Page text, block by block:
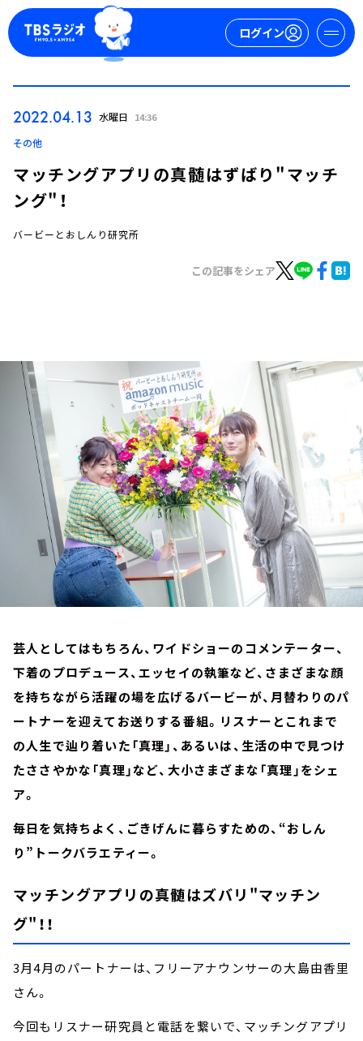
ログイン
イベント・グッズ
YouTube
会社情報
2022.04.13 水曜日 14:36
その他
マッチングアプリの真髄はずばり"マッチ
ング"！
バービーとおしんり研究所
この記事をシェア
芸人としてはもちろん、ワイドショーのコメンテーター、
下着のプロデュース、エッセイの執筆など、さまざまな顔
を持ちながら活躍の場を広げるバービーが、月替わりのパ
ートナーを迎えてお送りする番組。リスナーとこれまで
の人生で辿り着いた「真理」、あるいは、生活の中で見つけ
たささやかな「真理」など、大小さまざまな「真理」をシェ
ア。
毎日を気持ちよく、ごきげんに暮らすための、“おしん
り”トークバラエティー。
マッチングアプリの真髄はズバリ"マッチン
グ"！！
3月4月のパートナーは、フリーアナウンサーの大島由香里
さん。
今回もリスナー研究員と電話を繋いで、マッチングアプリ